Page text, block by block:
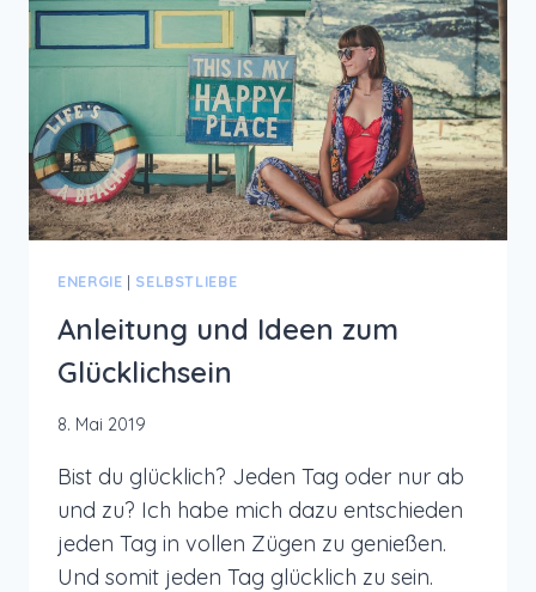
TANKEN
ENERGIE | SELBSTLIEBE
Anleitung und Ideen zum
Glücklichsein
8. Mai 2019
Bist du glücklich? Jeden Tag oder nur ab
und zu? Ich habe mich dazu entschieden
jeden Tag in vollen Zügen zu genießen.
Und somit jeden Tag glücklich zu sein.